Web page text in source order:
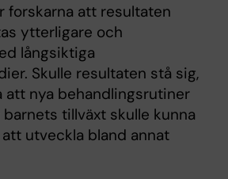
forskarna att resultaten
ytterligare och
långsiktiga
Skulle resultaten stå sig,
att nya behandlingsrutiner
tillväxt skulle kunna
utveckla bland annat